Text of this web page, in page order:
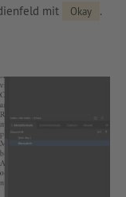
mit
Okay .